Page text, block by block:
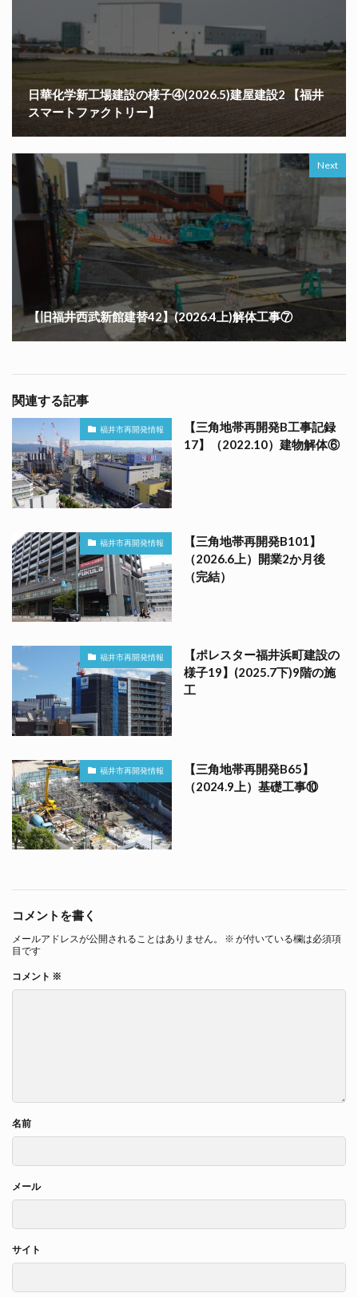
日華化学新工場建設の様子④(2026.5)建屋建設2 【福井
スマートファクトリー】
Next
【旧福井西武新館建替42】(2026.4上)解体工事⑦
関連する記事
福井市再開発情報
【三角地帯再開発B工事記録
17】（2022.10）建物解体⑥
福井市再開発情報
【三角地帯再開発B101】
（2026.6上）開業2か月後
（完結）
福井市再開発情報
【ポレスター福井浜町建設の
様子19】(2025.7下)9階の施
工
福井市再開発情報
【三角地帯再開発B65】
（2024.9上）基礎工事⑩
コメントを書く
メールアドレスが公開されることはありません。 ※ が付いている欄は必須項
目です
コメント ※
名前
メール
サイト